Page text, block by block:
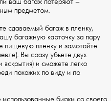
предметом.
сдаваемый багаж в пленку,
багажную карточку за пару
пищевую пленку и замотайте
Вы сразу убьете двух
и сможете легко
похожих по виду и по